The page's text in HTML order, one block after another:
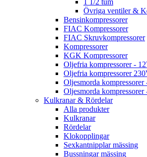
1 1/2 tum
Övriga ventiler &
Bensinkompressorer
FIAC Kompressorer
FIAC Skruvkompressorer
Kompressorer
KGK Kompressorer
Oljefria kompressorer -
Oljefria kompressorer
Oljesmorda
Oljesmorda
Kulkranar & Rördelar
Alla produkter
Kulkranar
Rördelar
Klokopplingar
Sexkantnipplar mässing
Bussningar mässing